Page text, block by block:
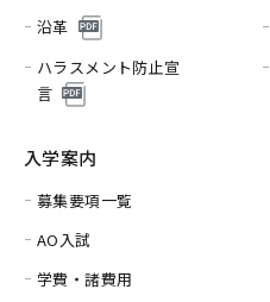
沿革
ハラスメント防止宣
言
入学案内
募集要項一覧
AO入試
学費・諸費用